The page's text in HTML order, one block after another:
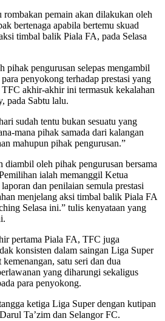
rombakan pemain akan dilakukan oleh
bertenaga apabila bertemu skuad
timbal balik Piala FA, pada Selasa
pihak pengurusan selepas mengambil
penyokong terhadap prestasi yang
akhir-akhir ini termasuk kekalahan
pada Sabtu lalu.
sudah tentu bukan sesuatu yang
mana pihak samada dari kalangan
mahupun pihak pengurusan.”
diambil oleh pihak pengurusan bersama
ialah memanggil Ketua
dan penilaian semula prestasi
menjelang aksi timbal balik Piala FA
Selasa ini.” tulis kenyataan yang
pertama Piala FA, TFC juga
konsisten dalam saingan Liga Super
satu seri dan dua
yang diharungi sekaligus
para penyokong.
ketiga Liga Super dengan kutipan
Ta’zim dan Selangor FC.